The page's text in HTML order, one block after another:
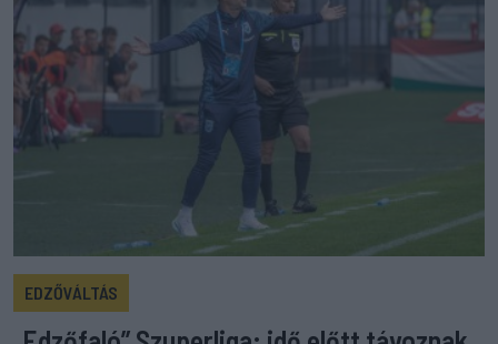
EDZŐVÁLTÁS